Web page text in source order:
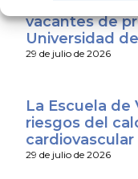
concurso
vacantes de
Universidad
29 de julio de 2026
La Escuela de
riesgos del
29 de julio de 2026